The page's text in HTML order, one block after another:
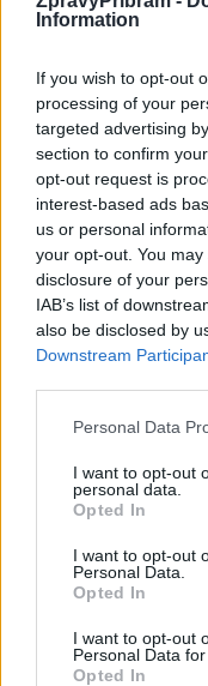
Information
If you wish to opt-out
processing of your
targeted advertising
section to confirm
opt-out request is
interest-based ads
us or personal
your opt-out. You
disclosure of your
IAB’s list of
also be disclosed by
Downstream
Personal Data
I want to opt-out
personal data.
Opted In
I want to opt-out
Personal Data.
Opted In
I want to opt-out
Personal Data
Opted In
v Praze. Projekt
Komentáře
TAGY Alois Rašín
Karel Kramář
výstava
K pondělní stávce se
v Příbrami připojí jedna